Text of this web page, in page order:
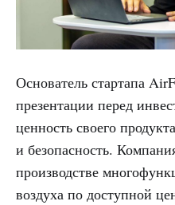
Основатель стартапа
презентации перед
ценность своего
и безопасность.
производстве
воздуха по доступной